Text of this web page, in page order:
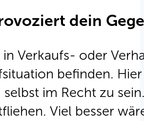
dein
in Verkaufs- oder
befinden.
selbst im Recht zu
Viel besser